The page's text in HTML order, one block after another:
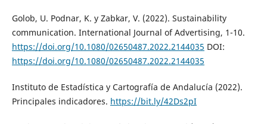
Golob, U. Podnar, K. y Zabkar, V. (2022). Sustainability
communication. International Journal of Advertising, 1-10.
https://doi.org/10.1080/02650487.2022.2144035 DOI:
https://doi.org/10.1080/02650487.2022.2144035
Instituto de Estadística y Cartografía de Andalucía (2022).
Principales indicadores. https://bit.ly/42Ds2pI